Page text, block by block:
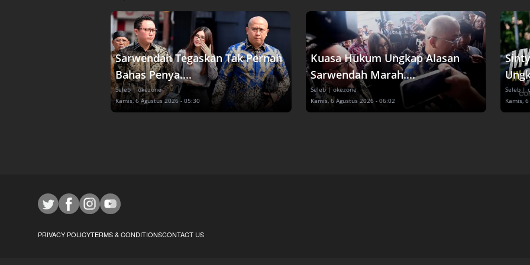
Sarwendah Tegaskan Tak Pernah
Bahas Penya....
Seleb | okezone
Kamis, 6 Agustus 2026 - 05:30
Kuasa Hukum Ungkap Alasan
Sarwendah Marah....
Seleb | okezone
Kamis, 6 Agustus 2026 - 06:02
Seleb |
Kamis,
PRIVACY POLICYTERMS & CONDITIONSCONTACT US